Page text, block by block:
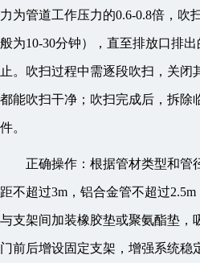
力为管道工作压力的0.6-0.8倍，吹
般为10-30分钟），直至排放口排
止。吹扫过程中需逐段吹扫，关闭
都能吹扫干净；吹扫完成后，拆除
件。
正确操作：根据管材类型和管
距不超过3m，铝合金管不超过
与支架间加装橡胶垫或聚氨酯垫，
门前后增设固定支架，增强系统稳